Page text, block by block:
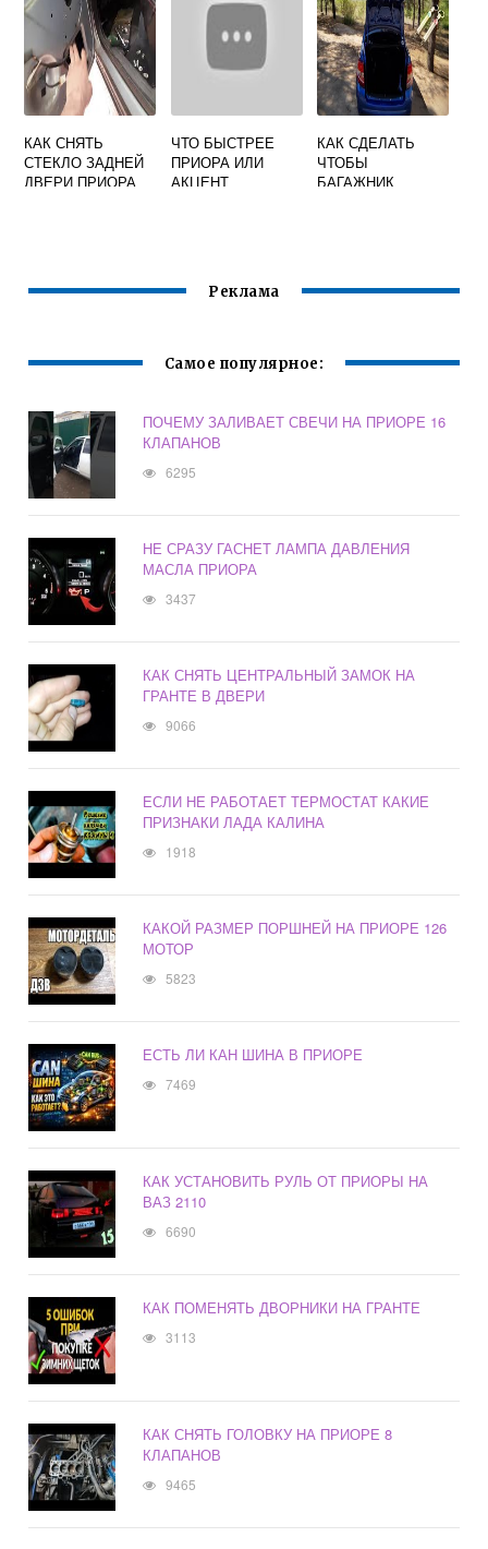
КАК СНЯТЬ
СТЕКЛО ЗАДНЕЙ
ДВЕРИ ПРИОРА
ЧТО БЫСТРЕЕ
ПРИОРА ИЛИ
АКЦЕНТ
КАК СДЕЛАТЬ
ЧТОБЫ
БАГАЖНИК
Реклама
Самое популярное:
ПОЧЕМУ ЗАЛИВАЕТ СВЕЧИ НА ПРИОРЕ 16
КЛАПАНОВ
6295
НЕ СРАЗУ ГАСНЕТ ЛАМПА ДАВЛЕНИЯ
МАСЛА ПРИОРА
3437
КАК СНЯТЬ ЦЕНТРАЛЬНЫЙ ЗАМОК НА
ГРАНТЕ В ДВЕРИ
9066
ЕСЛИ НЕ РАБОТАЕТ ТЕРМОСТАТ КАКИЕ
ПРИЗНАКИ ЛАДА КАЛИНА
1918
КАКОЙ РАЗМЕР ПОРШНЕЙ НА ПРИОРЕ 126
МОТОР
5823
ЕСТЬ ЛИ КАН ШИНА В ПРИОРЕ
7469
КАК УСТАНОВИТЬ РУЛЬ ОТ ПРИОРЫ НА
ВАЗ 2110
6690
КАК ПОМЕНЯТЬ ДВОРНИКИ НА ГРАНТЕ
3113
КАК СНЯТЬ ГОЛОВКУ НА ПРИОРЕ 8
КЛАПАНОВ
9465